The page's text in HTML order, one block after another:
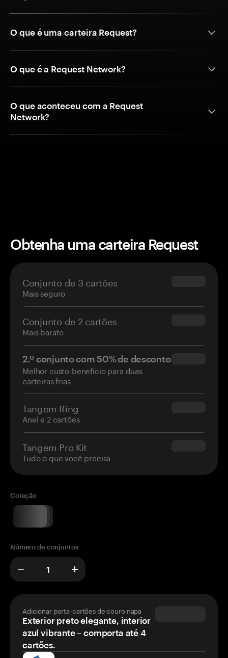
O que é uma carteira Request?
O que é a Request Network?
O que aconteceu com a Request
Network?
Obtenha uma carteira Request
Conjunto de 3 cartões
Mais seguro
$69.90
Conjunto de 2 cartões
Mais barato
$54.90
2.º conjunto com 50% de desconto
Melhor custo-benefício para duas
carteiras frias
$34.95
Tangem Ring
Anel e 2 cartões
$160.00
Tangem Pro Kit
Tudo o que você precisa
$180.00
Coleção
Número de conjuntos
Adicionar porta-cartões de couro napa
Exterior preto elegante, interior
azul vibrante – comporta até 4
cartões.